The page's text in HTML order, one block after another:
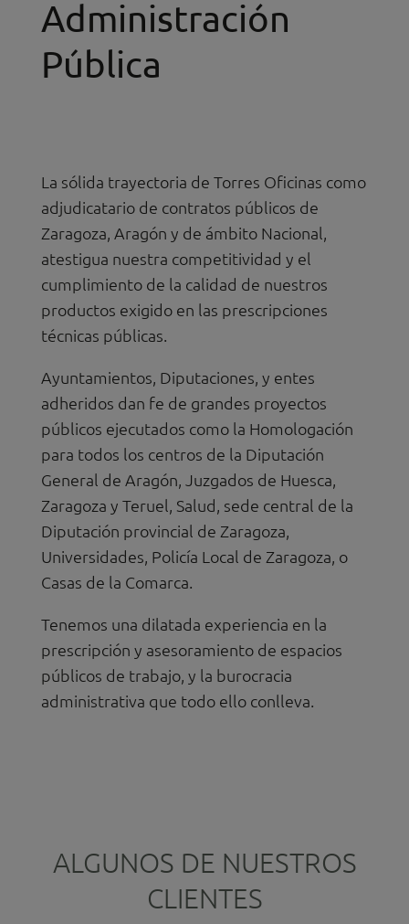
Administración
Pública
La sólida trayectoria de Torres Oficinas como
adjudicatario de contratos públicos de
Zaragoza, Aragón y de ámbito Nacional,
atestigua nuestra competitividad y el
cumplimiento de la calidad de nuestros
productos exigido en las prescripciones
técnicas públicas.
Ayuntamientos, Diputaciones, y entes
adheridos dan fe de grandes proyectos
públicos ejecutados como la Homologación
para todos los centros de la Diputación
General de Aragón, Juzgados de Huesca,
Zaragoza y Teruel, Salud, sede central de la
Diputación provincial de Zaragoza,
Universidades, Policía Local de Zaragoza, o
Casas de la Comarca.
Tenemos una dilatada experiencia en la
prescripción y asesoramiento de espacios
públicos de trabajo, y la burocracia
administrativa que todo ello conlleva.
ALGUNOS DE NUESTROS
CLIENTES